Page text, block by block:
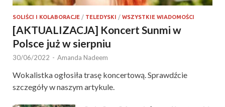
SOLIŚCI I KOLABORACJE / TELEDYSKI / WSZYSTKIE WIADOMOŚCI
[AKTUALIZACJA] Koncert Sunmi w
Polsce już w sierpniu
30/06/2022 - Amanda Nadeem
Wokalistka ogłosiła trasę koncertową. Sprawdźcie
szczegóły w naszym artykule.